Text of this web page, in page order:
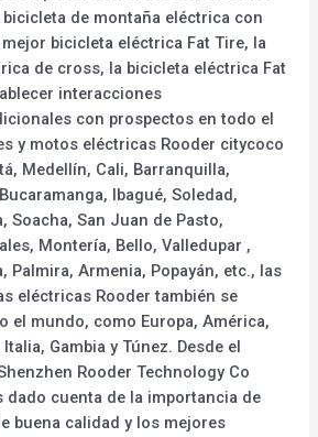
de montaña eléctrica con
bicicleta eléctrica Fat Tire, la
de cross, la bicicleta eléctrica Fat
interacciones
con prospectos en todo el
y motos eléctricas Rooder citycoco
Medellín, Cali, Barranquilla,
Ibagué, Soledad,
Soacha, San Juan de Pasto,
Montería, Bello, Valledupar ,
Palmira, Armenia, Popayán, etc., las
eléctricas Rooder también se
el mundo, como Europa, América,
Gambia y Túnez. Desde el
Rooder Technology Co
dado cuenta de la importancia de
buena calidad y los mejores